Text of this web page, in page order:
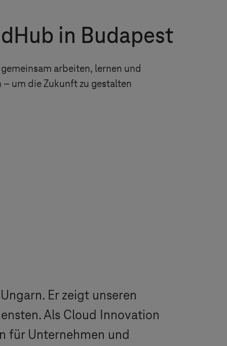
in Budapest
arbeiten, lernen und
– um die Zukunft zu gestalten
Er zeigt unseren
Als Cloud Innovation
für Unternehmen und